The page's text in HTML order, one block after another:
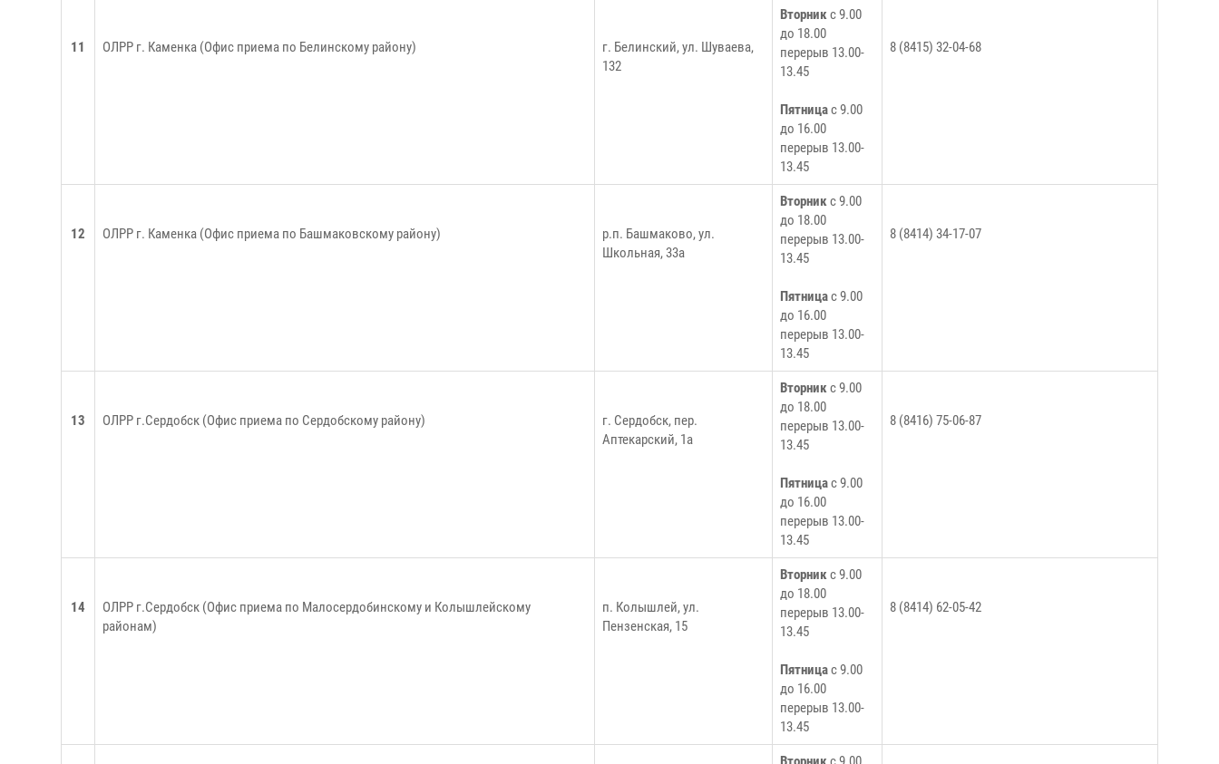
11 ОЛРР г. Каменка (Офис приема по Белинскому району)
г. Белинский, ул. Шуваева,
132
Вторникс 9.00
до 18.00
перерыв 13.00-
13.45
Пятницас 9.00
до 16.00
перерыв 13.00-
13.45
8 (8415) 32-04-68
12 ОЛРР г. Каменка (Офис приема по Башмаковскому району)
р.п. Башмаково, ул.
Школьная, 33а
Вторникс 9.00
до 18.00
перерыв 13.00-
13.45
Пятницас 9.00
до 16.00
перерыв 13.00-
13.45
8 (8414) 34-17-07
13 ОЛРР г.Сердобск (Офис приема по Сердобскому району)
г. Сердобск, пер.
Аптекарский, 1а
Вторникс 9.00
до 18.00
перерыв 13.00-
13.45
Пятницас 9.00
до 16.00
перерыв 13.00-
13.45
8 (8416) 75-06-87
14
ОЛРР г.Сердобск (Офис приема по Малосердобинскому и Колышлейскому
районам)
п. Колышлей, ул.
Пензенская, 15
Вторникс 9.00
до 18.00
перерыв 13.00-
13.45
Пятницас 9.00
до 16.00
перерыв 13.00-
13.45
8 (8414) 62-05-42